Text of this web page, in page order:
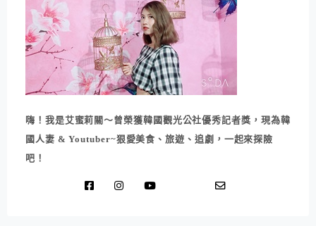
嗨！我是艾蜜莉關～曾榮獲韓國觀光公社優秀記者獎，現為韓
國人妻 & Youtuber~狠愛美食、旅遊、追劇，一起來探險
吧！